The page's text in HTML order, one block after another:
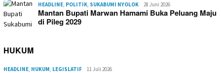
HEADLINE POLITIK SUKABUMI NYOLOK 28 Juni 2026
Mantan Bupati Marwan Hamami Buka Peluang Maju
di Pileg 2029
HUKUM
HEADLINE HUKUM LEGISLATIF 11 Juli 2026